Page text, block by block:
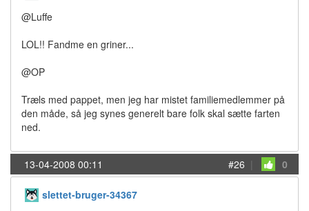
@Luffe
LOL!! Fandme en griner...
@OP
Træls med pappet, men jeg har mistet familiemedlemmer på
den måde, så jeg synes generelt bare folk skal sætte farten
ned.
13-04-2008 00:11 #26 | 0
slettet-bruger-34367